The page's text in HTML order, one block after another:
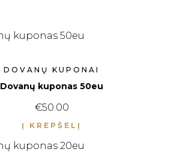
DOVANŲ KUPONAI
Dovanų kuponas 50eu
€50.00
Į KREPŠELĮ